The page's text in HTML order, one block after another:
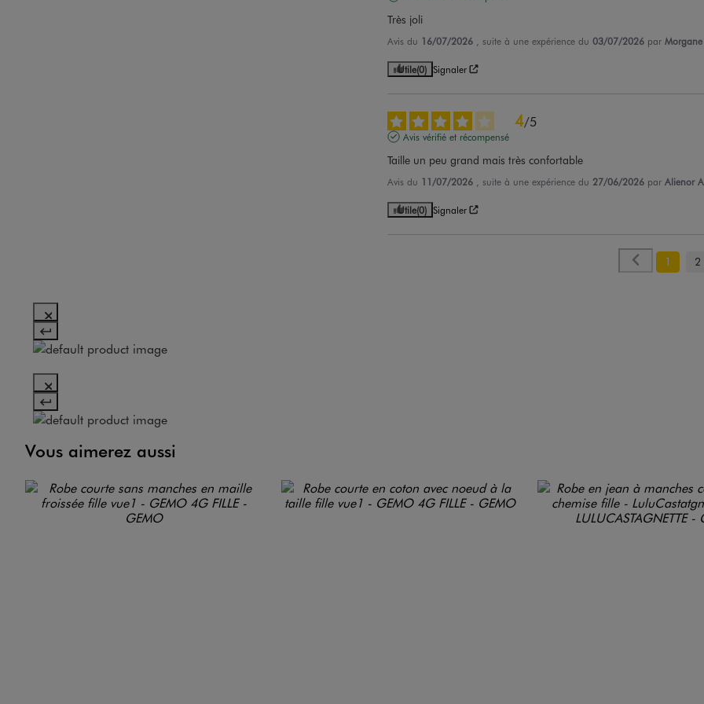
Très joli
Avis du 16/07/2026 , suite à une expérience du 03/07/2026 par Morgane
Utile(0) Signaler
4/5
Avis vérifié et récompensé
Taille un peu grand mais très confortable
Avis du 11/07/2026 , suite à une expérience du 27/06/2026 par Alienor
Utile(0) Signaler
1 2
Vous aimerez aussi